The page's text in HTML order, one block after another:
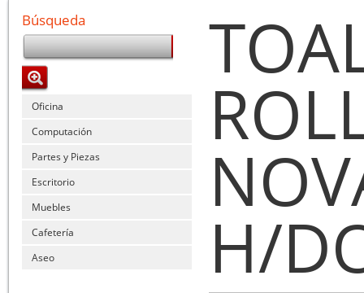
Búsqueda
Oficina
Computación
Partes y Piezas
Escritorio
Muebles
Cafetería
Aseo
H/